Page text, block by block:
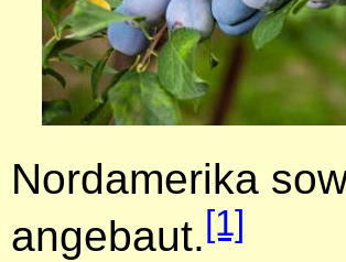
Nordamerika
angebaut. [1]